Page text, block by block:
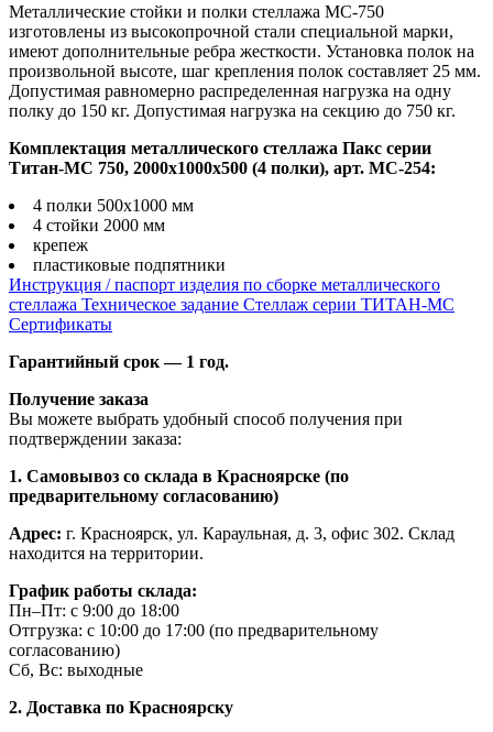
Металлические стойки и полки стеллажа МС-750
изготовлены из высокопрочной стали специальной марки,
имеют дополнительные ребра жесткости. Установка полок на
произвольной высоте, шаг крепления полок составляет 25 мм.
Допустимая равномерно распределенная нагрузка на одну
полку до 150 кг. Допустимая нагрузка на секцию до 750 кг.
Комплектация металлического стеллажа Пакс серии
Титан-МС 750, 2000x1000x500 (4 полки), арт. МС-254:
4 полки 500х1000 мм
4 стойки 2000 мм
крепеж
пластиковые подпятники
Инструкция / паспорт изделия по сборке металлического
стеллажа Техническое задание Стеллаж серии ТИТАН-МС
Сертификаты
Гарантийный срок — 1 год.
Получение заказа
Вы можете выбрать удобный способ получения при
подтверждении заказа:
1. Самовывоз со склада в Красноярске (по
предварительному согласованию)
Адрес: г. Красноярск, ул. Караульная, д. 3, офис 302. Склад
находится на территории.
График работы склада:
Пн–Пт: с 9:00 до 18:00
Отгрузка: с 10:00 до 17:00 (по предварительному
согласованию)
Сб, Вс: выходные
2. Доставка по Красноярску